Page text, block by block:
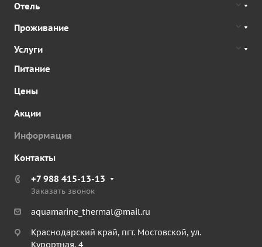
Отель
Проживание
Услуги
Питание
Цены
Акции
Информация
Контакты
+7 988 415-13-13
Заказать звонок
aquamarine_thermal@mail.ru
Краснодарский край, пгт. Мостовской, ул.
Курортная, 4